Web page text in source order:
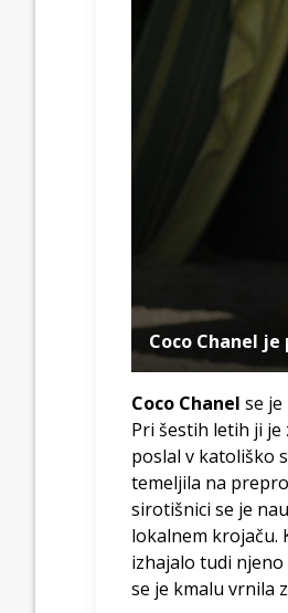
Coco Chanel
Coco Chanel se
Pri šestih letih ji
poslal v katoliško
temeljila na
sirotišnici se je
lokalnem krojaču.
izhajalo tudi
se je kmalu vrnila